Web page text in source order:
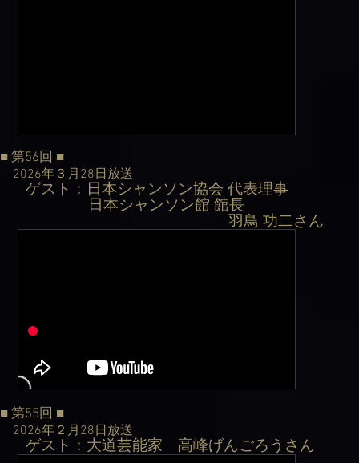
■ 第56回 ■
2026年３月28日 放送
ゲスト：日本シャンソン協会 代表理事
日本シャンソン館 館長
羽鳥 功二さん
■ 第55回 ■
2026年２月28日 放送
ゲスト：大道芸能家 高峰げんごろうさん